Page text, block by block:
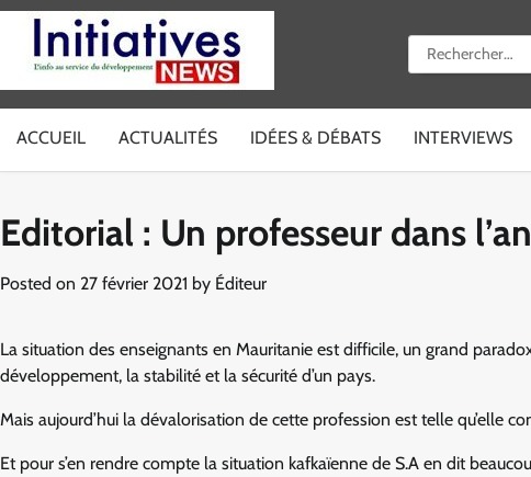
Skip
content
Rechercher :
ACCUEIL ACTUALITÉS IDÉES & DÉBATS INTERVIEWS
Editorial : Un professeur dans
Posted on 27 février 2021 by Éditeur
La situation des enseignants en Mauritanie est difficile, un grand
développement, la stabilité et la sécurité d’un pays.
Mais aujourd’hui la dévalorisation de cette profession est telle qu’elle
Et pour s’en rendre compte la situation kafkaïenne de S.A en dit